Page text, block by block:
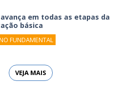
em todas as etapas da
básica
FUNDAMENTAL
VEJA MAIS